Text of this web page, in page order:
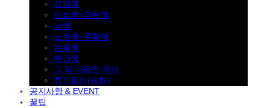
검정색
하늘색~파란색
남색
노란색~주황색
분홍색
빨간색
그 외 다양한 색상
특수컬러(승화)
공지사항 & EVENT
꿀팁